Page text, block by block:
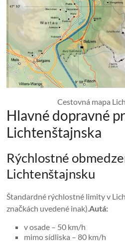
Cestovná mapa
Hlavné dopravné
Lichtenštajnska
Rýchlostné
Lichtenštajnsku
Štandardné rýchlostné limity v
značkách uvedené inak).Autá:
v osade – 50 km/h
mimo sídliska – 80 km/h